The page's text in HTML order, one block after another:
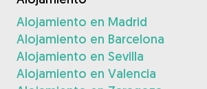
Alojamiento en Madrid
Alojamiento en Barcelona
Alojamiento en Sevilla
Alojamiento en Valencia